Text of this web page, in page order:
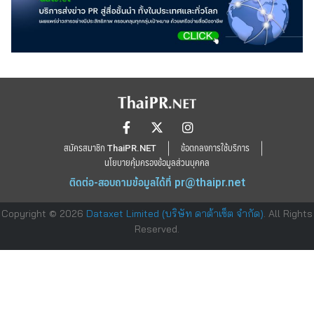
สมัครสมาชิก ThaiPR.NET
ข้อตกลงการใช้บริการ
นโยบายคุ้มครองข้อมูลส่วนบุคคล
ติดต่อ-สอบถามข้อมูลได้ที่ pr@thaipr.net
Copyright © 2026 Dataxet Limited (บริษัท ดาต้าเซ็ต จำกัด). All Rights
Reserved.